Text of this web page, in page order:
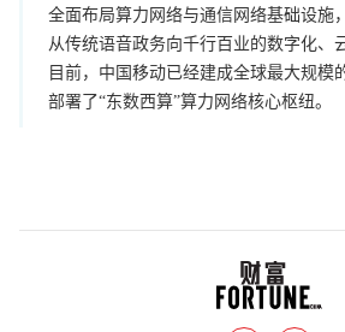
全面布局算力网络与通信网络基础设施
从传统语音政务向千行百业的数字化、
目前，中国移动已经建成全球最大规模
部署了“东数西算”算力网络核心枢纽。